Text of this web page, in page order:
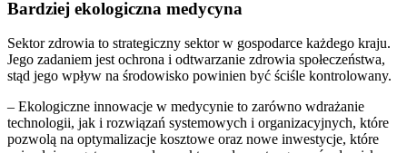
Bardziej ekologiczna medycyna
Sektor zdrowia to strategiczny sektor w gospodarce każdego kraju.
Jego zadaniem jest ochrona i odtwarzanie zdrowia społeczeństwa,
stąd jego wpływ na środowisko powinien być ściśle kontrolowany.
– Ekologiczne innowacje w medycynie to zarówno wdrażanie
technologii, jak i rozwiązań systemowych i organizacyjnych, które
pozwolą na optymalizacje kosztowe oraz nowe inwestycje, które